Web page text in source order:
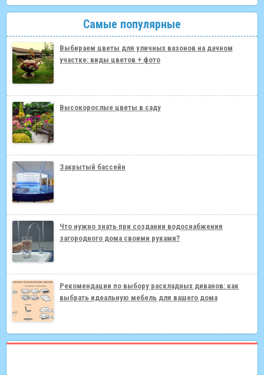
Самые популярные
Выбираем цветы для уличных вазонов на дачном
участке: виды цветов + фото
Высокорослые цветы в саду
Закрытый бассейн
Что нужно знать при создании водоснабжения
загородного дома своими руками?
Рекомендации по выбору раскладных диванов: как
выбрать идеальную мебель для вашего дома